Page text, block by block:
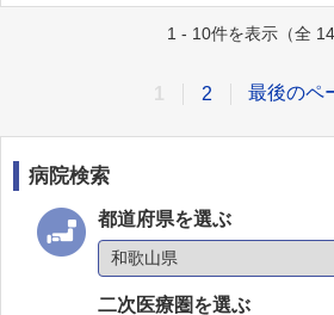
1 - 10件を表示（全 14
2 最後のペ
病院検索
都道府県を選ぶ
二次医療圏を選ぶ